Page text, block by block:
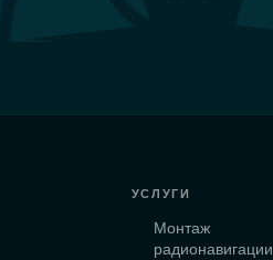
УСЛУГИ
Монтаж
радионавигации